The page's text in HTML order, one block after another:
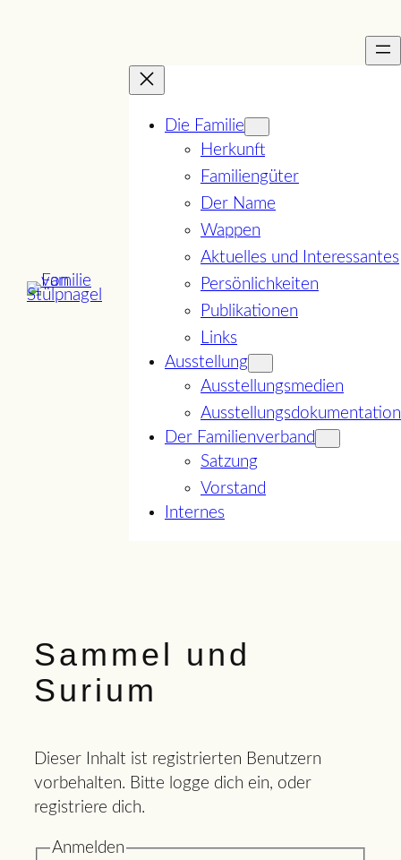
Die Familie
Herkunft
Familiengüter
Der Name
Wappen
Aktuelles und Interessantes
Persönlichkeiten
Publikationen
Links
Ausstellung
Ausstellungsmedien
Ausstellungsdokumentation
Der Familienverband
Satzung
Vorstand
Internes
Sammel und
Surium
Dieser Inhalt ist registrierten Benutzern
vorbehalten. Bitte logge dich ein, oder
registriere dich.
Anmelden